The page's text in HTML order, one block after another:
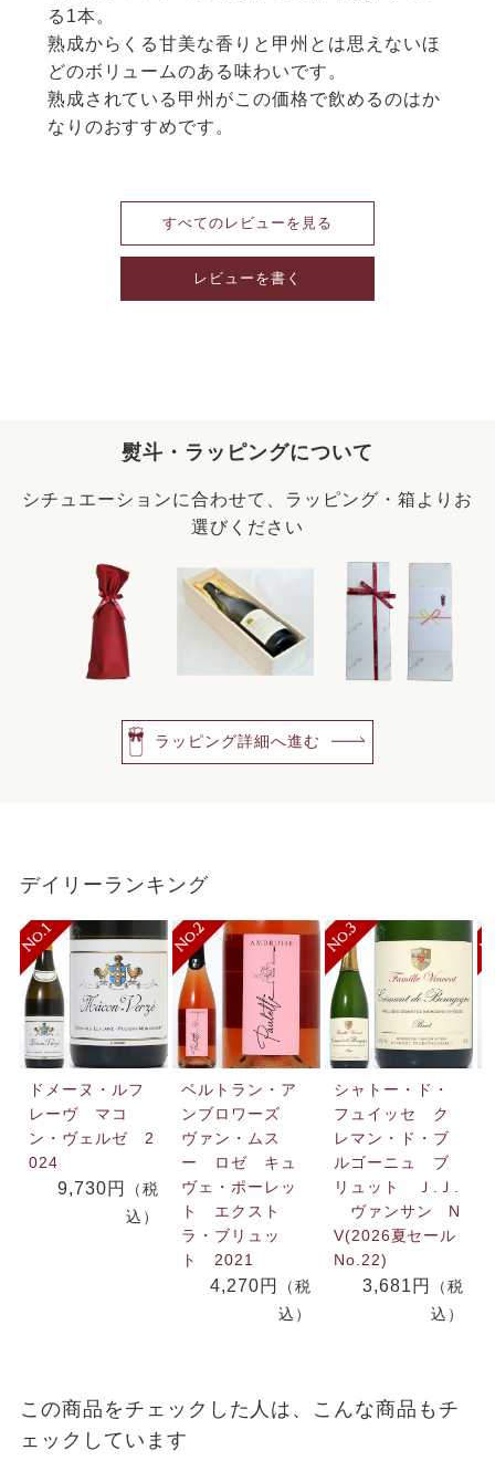
る1本。
熟成からくる甘美な香りと甲州とは思えないほ
どのボリュームのある味わいです。
熟成されている甲州がこの価格で飲めるのはか
なりのおすすめです。
すべてのレビューを見る
レビューを書く
熨斗・ラッピングについて
シチュエーションに合わせて、ラッピング・箱よりお
選びください
ラッピング詳細へ進む
デイリーランキング
ドメーヌ・ルフ
レーヴ マコ
ン・ヴェルゼ 2
024
9,730円
（税
込）
ベルトラン・ア
ンブロワーズ
ヴァン・ムス
ー ロゼ キュ
ヴェ・ポーレッ
ト エクスト
ラ・ブリュッ
ト 2021
4,270円
（税
込）
シャトー・ド・
フュイッセ ク
レマン・ド・ブ
ルゴーニュ ブ
リュット Ｊ.Ｊ.
ヴァンサン N
V(2026夏セール
No.22)
3,681円
（税
込）
この商品をチェックした人は、こんな商品もチ
ェックしています